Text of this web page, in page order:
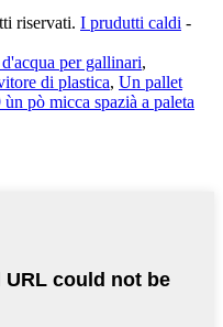
riservati. I prudutti caldi -
per gallinari,
di plastica, Un pallet
pò micca spazià a paleta